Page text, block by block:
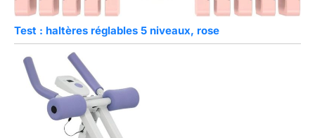
Test : haltères réglables 5 niveaux, rose